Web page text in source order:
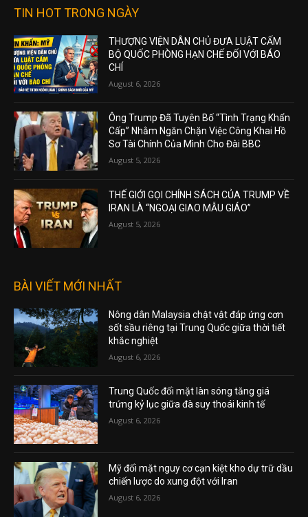
TIN HOT TRONG NGÀY
THƯỢNG VIỆN DÂN CHỦ ĐƯA LUẬT CẤM
BỘ QUỐC PHÒNG HẠN CHẾ ĐỐI VỚI BÁO
CHÍ
August 6, 2026
Ông Trump Đã Tuyên Bố “Tình Trạng Khẩn
Cấp” Nhằm Ngăn Chặn Việc Công Khai Hồ
Sơ Tài Chính Của Mình Cho Đài BBC
August 5, 2026
THẾ GIỚI GỌI CHÍNH SÁCH CỦA TRUMP VỀ
IRAN LÀ “NGOẠI GIAO MẪU GIÁO”
August 5, 2026
BÀI VIẾT MỚI NHẤT
Nông dân Malaysia chật vật đáp ứng cơn
sốt sầu riêng tại Trung Quốc giữa thời tiết
khắc nghiệt
August 6, 2026
Trung Quốc đối mặt làn sóng tăng giá
trứng kỷ lục giữa đà suy thoái kinh tế
August 6, 2026
Mỹ đối mặt nguy cơ cạn kiệt kho dự trữ dầu
chiến lược do xung đột với Iran
August 6, 2026